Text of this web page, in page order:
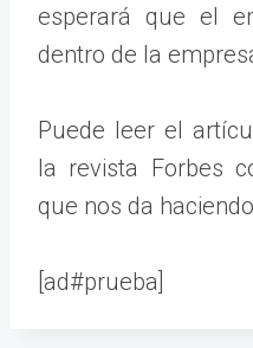
esperará que el
dentro de la
Puede leer el
la revista Forbes
que nos da haciendo
[ad#prueba]